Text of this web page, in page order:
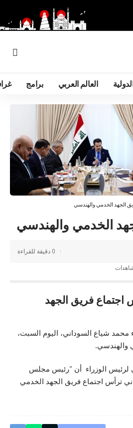
العالم العربي برامج
الجهد الخدمي والهندسي
الخدمي والهندسي
0 دقيقة للقراءة
اجتماع فريق الجهد
شياع السوداني، اليوم السبت،
والهندسي.
لرئيس الوزراء أن “رئيس مجلس
ترأس اجتماع فريق الجهد الخدمي